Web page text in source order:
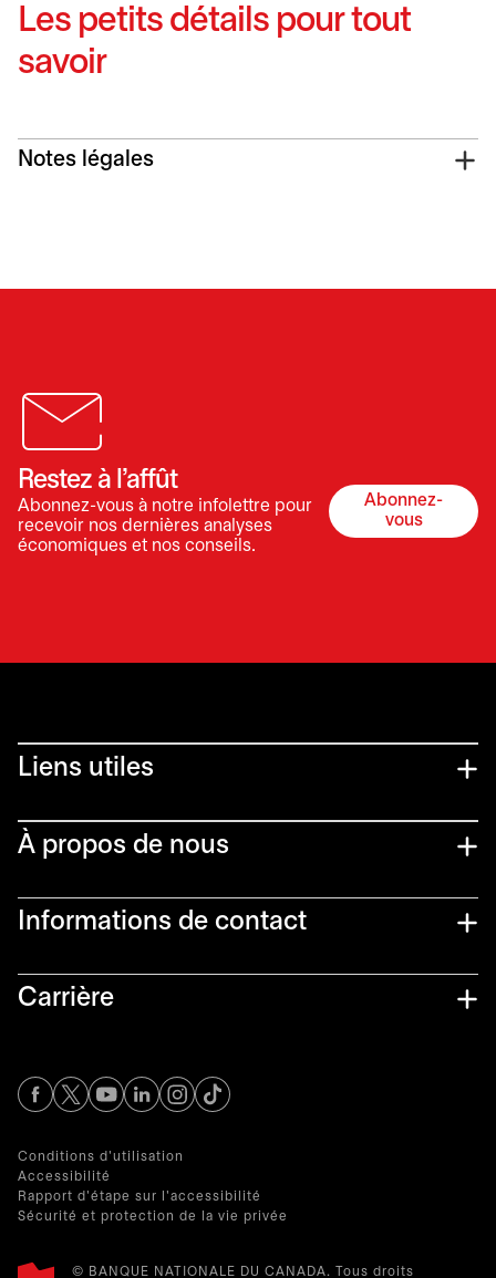
Les petits détails pour tout
savoir
Notes légales
Restez à l’affût
Abonnez-vous à notre infolettre pour
recevoir nos dernières analyses
économiques et nos conseils.
Abonnez-
vous
s’ouvre
Liens utiles​
À propos de nous
Informations de contact​
Carrière
s’ouvre dans un nouvel onglet
s’ouvre dans un nouvel onglet
s’ouvre dans un nouvel onglet
s’ouvre dans un nouvel onglet
s’ouvre dans un nouvel onglet
Conditions d'utilisation
Accessibilité
Rapport d'étape sur l'accessibilité
Sécurité et protection de la vie privée
© BANQUE NATIONALE DU CANADA. Tous droits